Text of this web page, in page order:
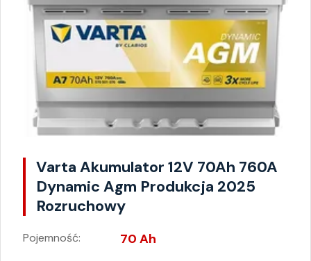
Varta Akumulator 12V 70Ah 760A
Dynamic Agm Produkcja 2025
Rozruchowy
Pojemność: 70 Ah